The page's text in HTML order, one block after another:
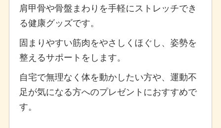
肩甲骨や骨盤まわりを手軽にストレッチでき
る健康グッズです。
固まりやすい筋肉をやさしくほぐし、姿勢を
整えるサポートをします。
自宅で無理なく体を動かしたい方や、運動不
足が気になる方へのプレゼントにおすすめで
す。